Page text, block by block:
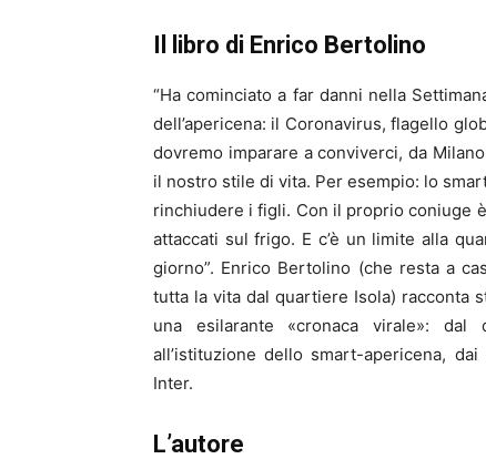
Il libro di Enrico Bertolino
“Ha cominciato a far danni nella
dell’apericena: il Coronavirus, flagello
dovremo imparare a conviverci, da
il nostro stile di vita. Per esempio: lo
rinchiudere i figli. Con il proprio coniuge
attaccati sul frigo. E c’è un limite alla
giorno”. Enrico Bertolino (che resta a
tutta la vita dal quartiere Isola) racconta
una esilarante «cronaca virale»: dal
all’istituzione dello smart-apericena,
Inter.
L’autore